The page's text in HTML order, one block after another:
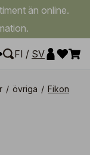
än online.
FI / SV
/ övriga / Fikon